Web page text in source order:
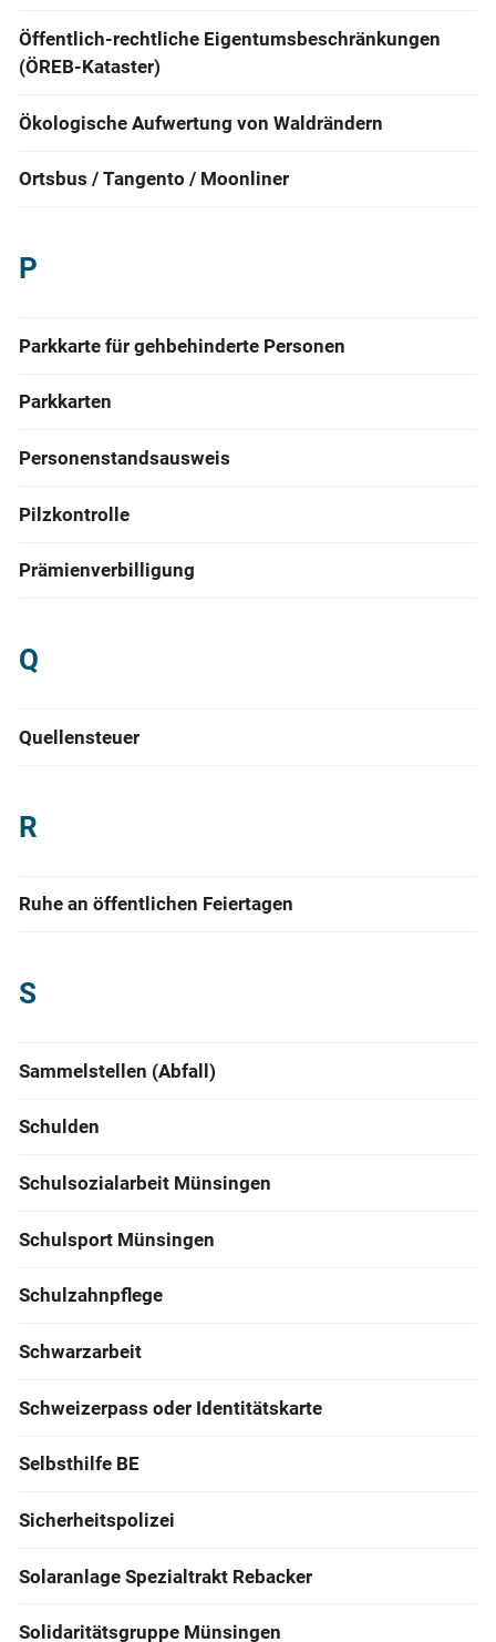
Öffentlich-rechtliche Eigentumsbeschränkungen
(ÖREB-Kataster)
Ökologische Aufwertung von Waldrändern
Ortsbus / Tangento / Moonliner
P
Parkkarte für gehbehinderte Personen
Parkkarten
Personenstandsausweis
Pilzkontrolle
Prämienverbilligung
Q
Quellensteuer
R
Ruhe an öffentlichen Feiertagen
S
Sammelstellen (Abfall)
Schulden
Schulsozialarbeit Münsingen
Schulsport Münsingen
Schulzahnpflege
Schwarzarbeit
Schweizerpass oder Identitätskarte
Selbsthilfe BE
Sicherheitspolizei
Solaranlage Spezialtrakt Rebacker
Solidaritätsgruppe Münsingen